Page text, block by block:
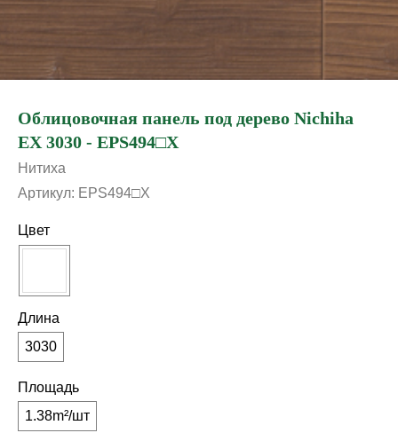
Облицовочная панель под дерево Nichiha
EX 3030 - EPS494□X
Нитиха
Артикул: EPS494□X
Цвет
Длина
3030
Площадь
1.38m²/шт